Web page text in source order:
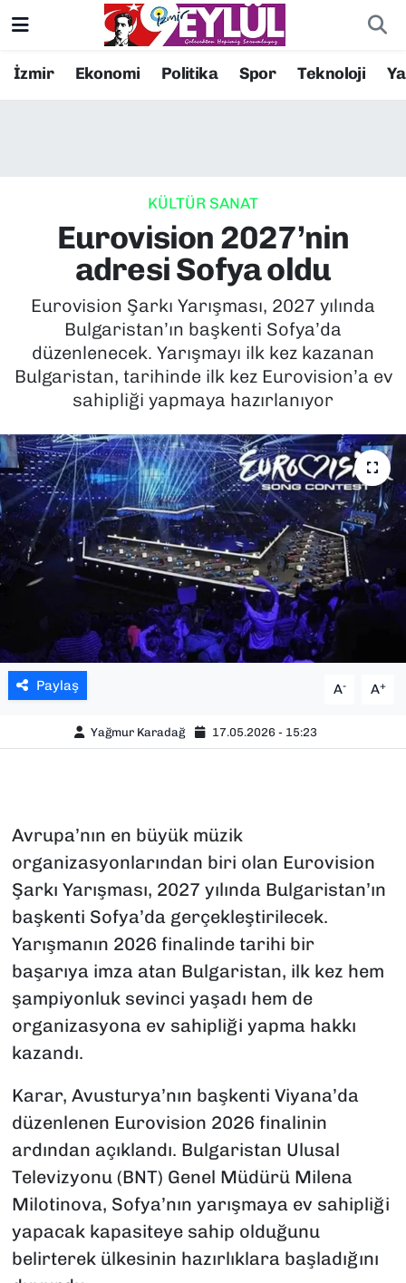
İzmir Ekonomi Politika Spor Teknoloji
KÜLTÜR SANAT
Eurovision 2027’nin
adresi Sofya oldu
Eurovision Şarkı Yarışması, 2027 yılında
Bulgaristan’ın başkenti Sofya’da
düzenlenecek. Yarışmayı ilk kez kazanan
Bulgaristan, tarihinde ilk kez Eurovision’a ev
sahipliği yapmaya hazırlanıyor
Paylaş A- A+
Yağmur Karadağ 17.05.2026 - 15:23
Avrupa’nın en büyük müzik
organizasyonlarından biri olan Eurovision
Şarkı Yarışması, 2027 yılında Bulgaristan’ın
başkenti Sofya’da gerçekleştirilecek.
Yarışmanın 2026 finalinde tarihi bir
başarıya imza atan Bulgaristan, ilk kez hem
şampiyonluk sevinci yaşadı hem de
organizasyona ev sahipliği yapma hakkı
kazandı.
Karar, Avusturya’nın başkenti Viyana’da
düzenlenen Eurovision 2026 finalinin
ardından açıklandı. Bulgaristan Ulusal
Televizyonu (BNT) Genel Müdürü Milena
Milotinova, Sofya’nın yarışmaya ev sahipliği
yapacak kapasiteye sahip olduğunu
belirterek ülkesinin hazırlıklara başladığını
Resmi İlanlar
EKONOMİ
KÜLTÜR SANAT
MAGAZİN
POLİTİKA
SAĞLIK
SPOR
TEKNOLOJİ
YAŞAM
YEREL YÖNETİMLER
Konak Nöbetçi Eczaneler
Süper Lig Puan Durumu ve Fikstür
Tüm Manşetler
Son Dakika Haberleri
Haber Arşivi